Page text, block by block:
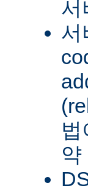
서
서
약